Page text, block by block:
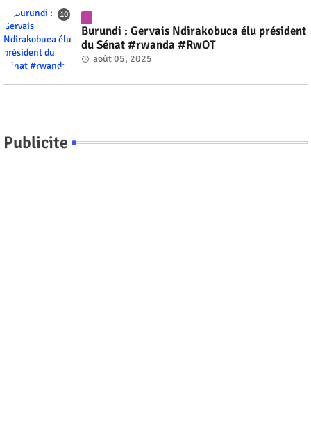
Burundi : Gervais Ndirakobuca élu président
du Sénat #rwanda #RwOT
août 05, 2025
Publicite